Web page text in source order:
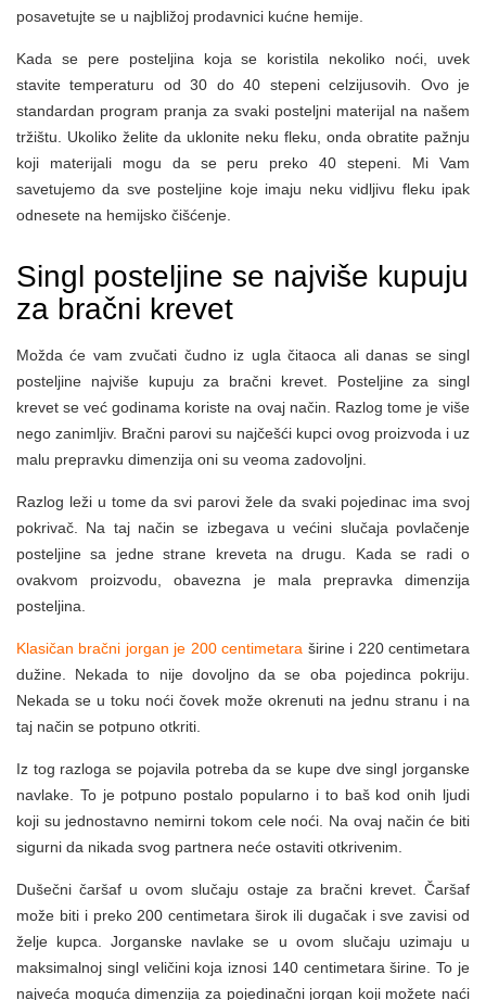
posavetujte se u najbližoj prodavnici kućne hemije.
Kada se pere posteljina koja se koristila nekoliko noći, uvek
stavite temperaturu od 30 do 40 stepeni celzijusovih. Ovo je
standardan program pranja za svaki posteljni materijal na našem
tržištu. Ukoliko želite da uklonite neku fleku, onda obratite pažnju
koji materijali mogu da se peru preko 40 stepeni. Mi Vam
savetujemo da sve posteljine koje imaju neku vidljivu fleku ipak
odnesete na hemijsko čišćenje.
Singl posteljine se najviše kupuju
za bračni krevet
Možda će vam zvučati čudno iz ugla čitaoca ali danas se singl
posteljine najviše kupuju za bračni krevet. Posteljine za singl
krevet se već godinama koriste na ovaj način. Razlog tome je više
nego zanimljiv. Bračni parovi su najčešći kupci ovog proizvoda i uz
malu prepravku dimenzija oni su veoma zadovoljni.
Razlog leži u tome da svi parovi žele da svaki pojedinac ima svoj
pokrivač. Na taj način se izbegava u većini slučaja povlačenje
posteljine sa jedne strane kreveta na drugu. Kada se radi o
ovakvom proizvodu, obavezna je mala prepravka dimenzija
posteljina.
Klasičan bračni jorgan je 200 centimetara širine i 220 centimetara
dužine. Nekada to nije dovoljno da se oba pojedinca pokriju.
Nekada se u toku noći čovek može okrenuti na jednu stranu i na
taj način se potpuno otkriti.
Iz tog razloga se pojavila potreba da se kupe dve singl jorganske
navlake. To je potpuno postalo popularno i to baš kod onih ljudi
koji su jednostavno nemirni tokom cele noći. Na ovaj način će biti
sigurni da nikada svog partnera neće ostaviti otkrivenim.
Dušečni čaršaf u ovom slučaju ostaje za bračni krevet. Čaršaf
može biti i preko 200 centimetara širok ili dugačak i sve zavisi od
želje kupca. Jorganske navlake se u ovom slučaju uzimaju u
maksimalnoj singl veličini koja iznosi 140 centimetara širine. To je
najveća moguća dimenzija za pojedinačni jorgan koji možete naći